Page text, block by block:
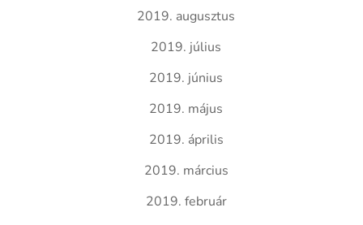
2019. augusztus
2019. július
2019. június
2019. május
2019. április
2019. március
2019. február